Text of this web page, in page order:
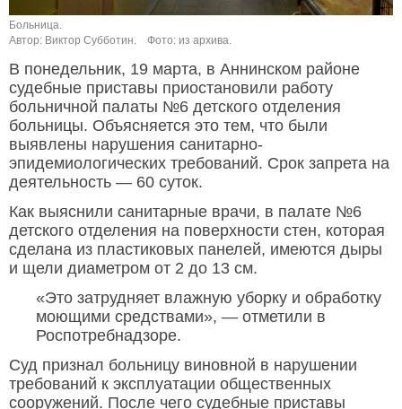
Больница.
Автор: Виктор Субботин.
Фото: из архива.
В понедельник, 19 марта, в Аннинском районе
судебные приставы приостановили работу
больничной палаты №6 детского отделения
больницы. Объясняется это тем, что были
выявлены нарушения санитарно-
эпидемиологических требований. Срок запрета на
деятельность — 60 суток.
Как выяснили санитарные врачи, в палате №6
детского отделения на поверхности стен, которая
сделана из пластиковых панелей, имеются дыры
и щели диаметром от 2 до 13 см.
«Это затрудняет влажную уборку и обработку
моющими средствами», — отметили в
Роспотребнадзоре.
Суд признал больницу виновной в нарушении
требований к эксплуатации общественных
сооружений. После чего судебные приставы